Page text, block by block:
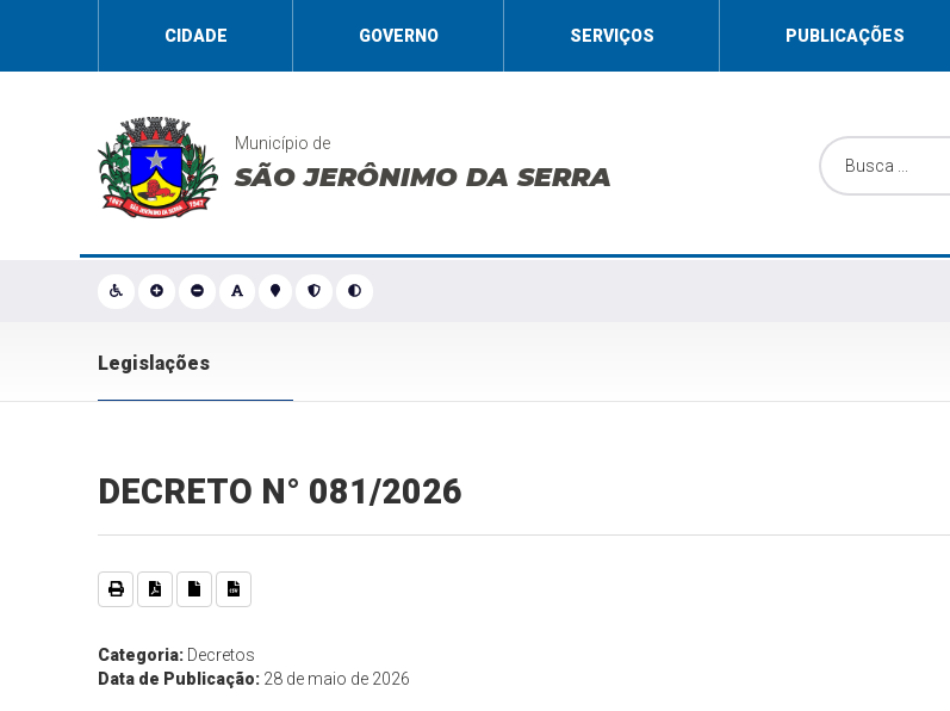
CIDADE GOVERNO SERVIÇOS PUBLICAÇÕES
Município de
SÃO JERÔNIMO DA SERRA
Legislações
DECRETO N° 081/2026
Categoria: Decretos
Data de Publicação: 28 de maio de 2026